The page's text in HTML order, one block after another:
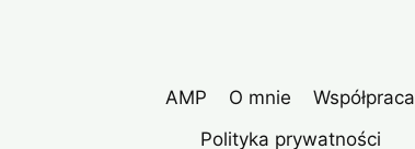
AMP O mnie
Współpraca
Polityka prywatności